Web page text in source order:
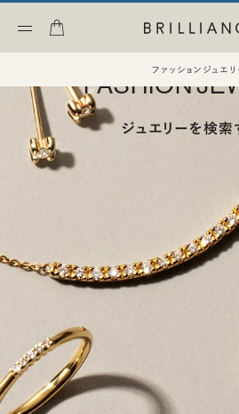
ファッションジュエリ
ファッションジュ
FASHION
ジュエリーを検索